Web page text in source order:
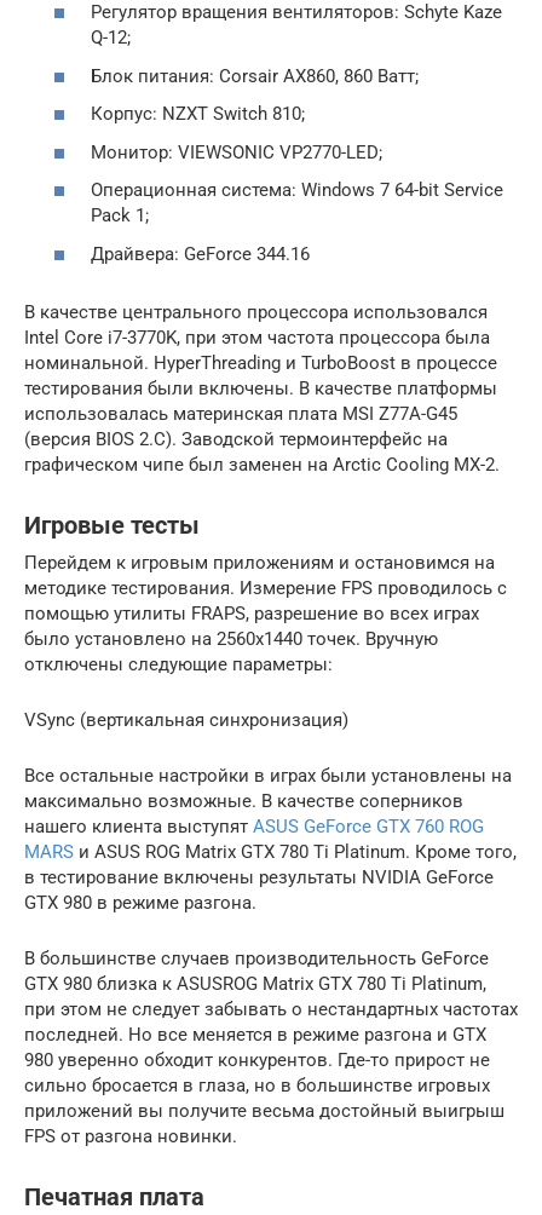
Регулятор вращения вентиляторов: Schyte Kaze
Q-12;
Блок питания: Corsair AX860, 860 Ватт;
Корпус: NZXT Switch 810;
Монитор: VIEWSONIC VP2770-LED;
Операционная система: Windows 7 64-bit Service
Pack 1;
Драйвера: GeForce 344.16
В качестве центрального процессора использовался
Intel Core i7-3770K, при этом частота процессора была
номинальной. HyperThreading и TurboBoost в процессе
тестирования были включены. В качестве платформы
использовалась материнская плата MSI Z77A-G45
(версия BIOS 2.C). Заводской термоинтерфейс на
графическом чипе был заменен на Arctic Cooling MX-2.
Игровые тесты
Перейдем к игровым приложениям и остановимся на
методике тестирования. Измерение FPS проводилось с
помощью утилиты FRAPS, разрешение во всех играх
было установлено на 2560х1440 точек. Вручную
отключены следующие параметры:
VSync (вертикальная синхронизация)
Все остальные настройки в играх были установлены на
максимально возможные. В качестве соперников
нашего клиента выступят ASUS GeForce GTX 760 ROG
MARS и ASUS ROG Matrix GTX 780 Ti Platinum. Кроме того,
в тестирование включены результаты NVIDIA GeForce
GTX 980 в режиме разгона.
В большинстве случаев производительность GeForce
GTX 980 близка к ASUSROG Matrix GTX 780 Ti Platinum,
при этом не следует забывать о нестандартных частотах
последней. Но все меняется в режиме разгона и GTX
980 уверенно обходит конкурентов. Где-то прирост не
сильно бросается в глаза, но в большинстве игровых
приложений вы получите весьма достойный выигрыш
FPS от разгона новинки.
Печатная плата